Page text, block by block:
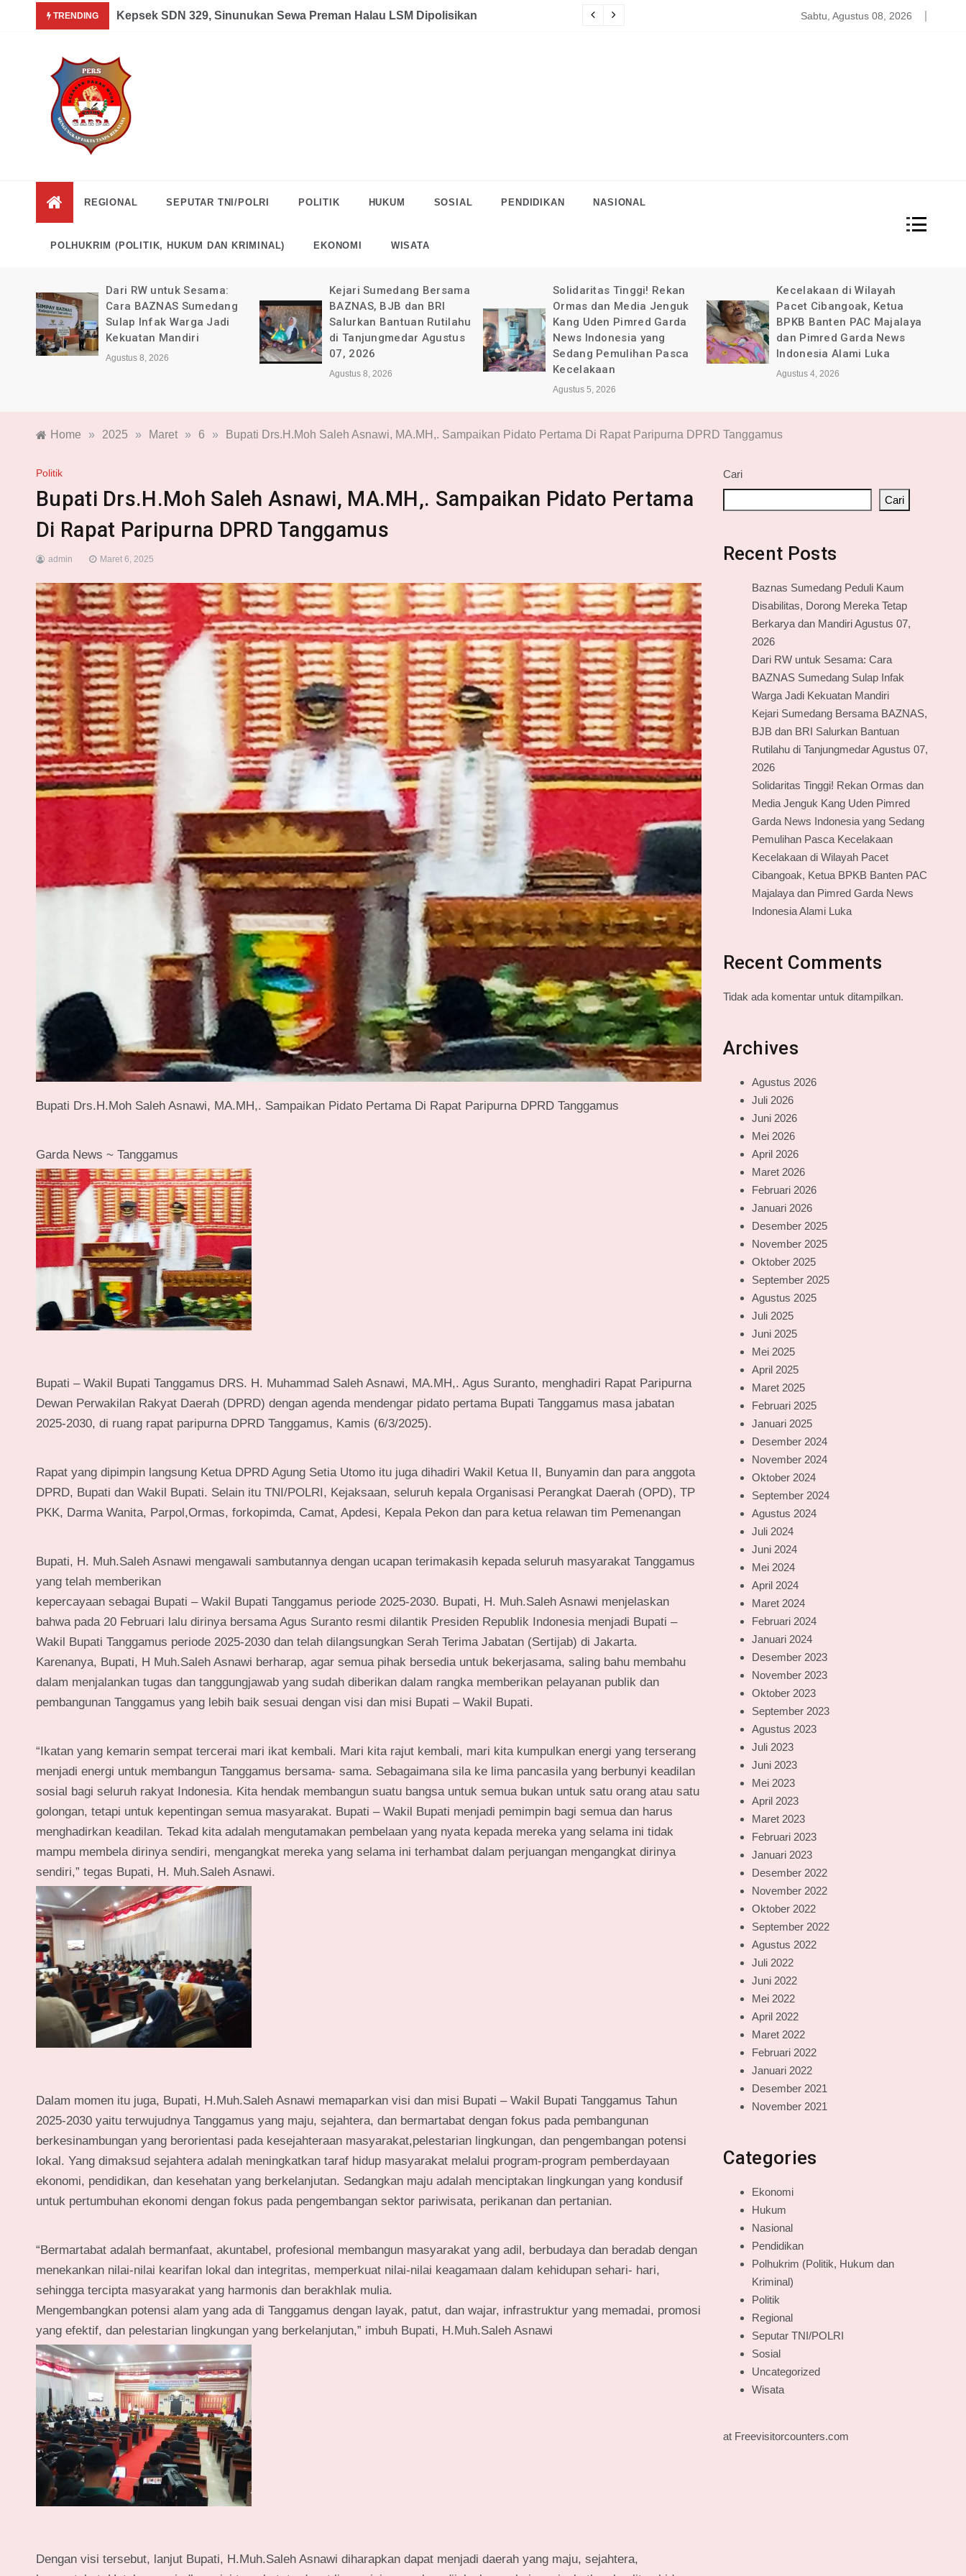
TRENDING
dan Mandiri Agustus 07, 2026Kepsek SDN 329, Sinunukan Sewa Preman Halau LSM Dipolisikan Satgas PDBA Bantah Tidak Akomodir Bantuan Korban
Sabtu, Agustus 08, 2026
News
Indonesia
Tanpa Rekayasa
REGIONAL SEPUTAR TNI/POLRI POLITIK HUKUM SOSIAL PENDIDIKAN NASIONAL
POLHUKRIM (POLITIK, HUKUM DAN KRIMINAL) EKONOMI WISATA
Dari RW untuk Sesama:
Cara BAZNAS Sumedang
Sulap Infak Warga Jadi
Kekuatan Mandiri
Agustus 8, 2026
Kejari Sumedang Bersama
BAZNAS, BJB dan BRI
Salurkan Bantuan Rutilahu
di Tanjungmedar Agustus
07, 2026
Agustus 8, 2026
Solidaritas Tinggi! Rekan
Ormas dan Media Jenguk
Kang Uden Pimred Garda
News Indonesia yang
Sedang Pemulihan Pasca
Kecelakaan
Agustus 5, 2026
Kecelakaan di Wilayah
Pacet Cibangoak, Ketua
BPKB Banten PAC Majalaya
dan Pimred Garda News
Indonesia Alami Luka
Agustus 4, 2026
Home » 2025 » Maret » 6 » Bupati Drs.H.Moh Saleh Asnawi, MA.MH,. Sampaikan Pidato Pertama Di Rapat Paripurna DPRD Tanggamus
Politik
Bupati Drs.H.Moh Saleh Asnawi, MA.MH,. Sampaikan Pidato Pertama
Di Rapat Paripurna DPRD Tanggamus
admin Maret 6, 2025
Bupati Drs.H.Moh Saleh Asnawi, MA.MH,. Sampaikan Pidato Pertama Di Rapat Paripurna DPRD Tanggamus
Garda News ~ Tanggamus
Bupati – Wakil Bupati Tanggamus DRS. H. Muhammad Saleh Asnawi, MA.MH,. Agus Suranto, menghadiri Rapat Paripurna
Dewan Perwakilan Rakyat Daerah (DPRD) dengan agenda mendengar pidato pertama Bupati Tanggamus masa jabatan
2025-2030, di ruang rapat paripurna DPRD Tanggamus, Kamis (6/3/2025).
Rapat yang dipimpin langsung Ketua DPRD Agung Setia Utomo itu juga dihadiri Wakil Ketua II, Bunyamin dan para anggota
DPRD, Bupati dan Wakil Bupati. Selain itu TNI/POLRI, Kejaksaan, seluruh kepala Organisasi Perangkat Daerah (OPD), TP
PKK, Darma Wanita, Parpol,Ormas, forkopimda, Camat, Apdesi, Kepala Pekon dan para ketua relawan tim Pemenangan
Bupati, H. Muh.Saleh Asnawi mengawali sambutannya dengan ucapan terimakasih kepada seluruh masyarakat Tanggamus
yang​ telah​ memberikan
kepercayaan sebagai Bupati – Wakil Bupati Tanggamus periode 2025-2030. Bupati, H. Muh.Saleh Asnawi menjelaskan
bahwa pada 20 Februari lalu dirinya bersama Agus Suranto resmi dilantik Presiden Republik Indonesia menjadi Bupati –
Wakil Bupati Tanggamus periode 2025-2030 dan telah dilangsungkan Serah Terima Jabatan (Sertijab) di Jakarta.
Karenanya, Bupati, H Muh.Saleh Asnawi berharap, agar semua pihak bersedia untuk bekerjasama, saling bahu membahu
dalam menjalankan tugas dan tanggungjawab yang sudah diberikan dalam rangka memberikan pelayanan publik dan
pembangunan Tanggamus yang lebih baik sesuai dengan visi dan misi Bupati – Wakil Bupati.
“Ikatan yang kemarin sempat tercerai mari ikat kembali. Mari kita rajut kembali, mari kita kumpulkan energi yang terserang
menjadi energi untuk membangun Tanggamus bersama- sama. Sebagaimana sila ke lima pancasila yang berbunyi keadilan
sosial bagi seluruh rakyat Indonesia. Kita hendak membangun suatu bangsa untuk semua bukan untuk satu orang atau satu
golongan, tetapi untuk kepentingan semua masyarakat. Bupati – Wakil Bupati menjadi pemimpin bagi semua dan harus
menghadirkan keadilan. Tekad kita adalah mengutamakan pembelaan yang nyata kepada mereka yang selama ini tidak
mampu membela dirinya sendiri, mengangkat mereka yang selama ini terhambat dalam perjuangan mengangkat dirinya
sendiri,” tegas Bupati, H. Muh.Saleh Asnawi.
Dalam momen itu juga, Bupati, H.Muh.Saleh Asnawi memaparkan visi dan misi Bupati – Wakil Bupati Tanggamus Tahun
2025-2030 yaitu terwujudnya Tanggamus yang maju, sejahtera, dan bermartabat dengan fokus pada​ pembangunan
berkesinambungan​​ yang berorientasi ​​​pada​​​ kesejahteraan masyarakat,​pelestarian​​ lingkungan​​​, dan pengembangan potensi
lokal. Yang dimaksud sejahtera adalah meningkatkan taraf​ hidup​ masyarakat​ melalui​ program-program pemberdayaan
ekonomi, pendidikan, dan kesehatan yang berkelanjutan. Sedangkan maju adalah menciptakan lingkungan yang kondusif
untuk pertumbuhan ekonomi dengan fokus pada pengembangan sektor pariwisata, perikanan dan pertanian.
“Bermartabat adalah bermanfaat, akuntabel, profesional membangun masyarakat yang adil, berbudaya dan beradab dengan
menekankan nilai-nilai kearifan lokal dan integritas, memperkuat nilai-nilai keagamaan dalam kehidupan sehari- hari,
sehingga tercipta masyarakat yang harmonis dan berakhlak mulia.
Mengembangkan potensi alam yang ada di Tanggamus dengan layak, patut, dan wajar, infrastruktur yang memadai, promosi
yang efektif, dan pelestarian lingkungan yang berkelanjutan,” imbuh Bupati, H.Muh.Saleh Asnawi
Dengan visi tersebut, lanjut Bupati, H.Muh.Saleh Asnawi diharapkan dapat menjadi daerah yang maju, sejahtera,
Cari
Cari
Recent Posts
Baznas Sumedang Peduli Kaum
Disabilitas, Dorong Mereka Tetap
Berkarya dan Mandiri Agustus 07,
2026
Dari RW untuk Sesama: Cara
BAZNAS Sumedang Sulap Infak
Warga Jadi Kekuatan Mandiri
Kejari Sumedang Bersama BAZNAS,
BJB dan BRI Salurkan Bantuan
Rutilahu di Tanjungmedar Agustus 07,
2026
Solidaritas Tinggi! Rekan Ormas dan
Media Jenguk Kang Uden Pimred
Garda News Indonesia yang Sedang
Pemulihan Pasca Kecelakaan
Kecelakaan di Wilayah Pacet
Cibangoak, Ketua BPKB Banten PAC
Majalaya dan Pimred Garda News
Indonesia Alami Luka
Recent Comments
Tidak ada komentar untuk ditampilkan.
Archives
Agustus 2026
Juli 2026
Juni 2026
Mei 2026
April 2026
Maret 2026
Februari 2026
Januari 2026
Desember 2025
November 2025
Oktober 2025
September 2025
Agustus 2025
Juli 2025
Juni 2025
Mei 2025
April 2025
Maret 2025
Februari 2025
Januari 2025
Desember 2024
November 2024
Oktober 2024
September 2024
Agustus 2024
Juli 2024
Juni 2024
Mei 2024
April 2024
Maret 2024
Februari 2024
Januari 2024
Desember 2023
November 2023
Oktober 2023
September 2023
Agustus 2023
Juli 2023
Juni 2023
Mei 2023
April 2023
Maret 2023
Februari 2023
Januari 2023
Desember 2022
November 2022
Oktober 2022
September 2022
Agustus 2022
Juli 2022
Juni 2022
Mei 2022
April 2022
Maret 2022
Februari 2022
Januari 2022
Desember 2021
November 2021
Categories
Ekonomi
Hukum
Nasional
Pendidikan
Polhukrim (Politik, Hukum dan
Kriminal)
Politik
Regional
Seputar TNI/POLRI
Sosial
Uncategorized
Wisata
at Freevisitorcounters.com